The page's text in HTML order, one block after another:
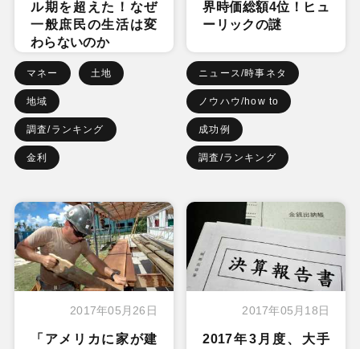
ル期を超えた！なぜ
一般庶民の生活は変
わらないのか
マネー 土地
地域
調査/ランキング
金利
界時価総額4位！ヒュ
ーリックの謎
ニュース/時事ネタ
ノウハウ/how to
成功例
調査/ランキング
2017年05月26日
「アメリカに家が建
2017年05月18日
2017年3月度、大手